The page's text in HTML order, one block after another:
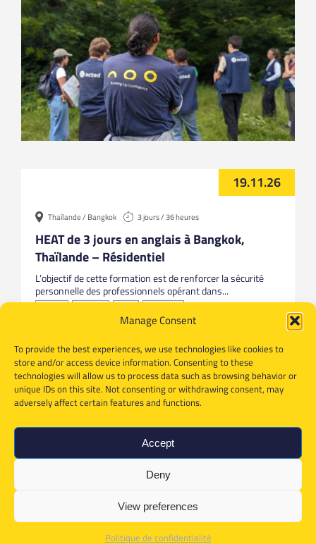
Manage Consent
To provide the best experiences, we use technologies like cookies to
store and/or access device information. Consenting to these
technologies will allow us to process data such as browsing behavior or
unique IDs on this site. Not consenting or withdrawing consent, may
adversely affect certain features and functions.
Accept
Deny
View preferences
Politique de confidentialité
19.11.26
Thaïlande / Bangkok 3 jours / 36 heures
HEAT de 3 jours en anglais à Bangkok,
Thaïlande – Résidentiel
L’objectif de cette formation est de renforcer la sécurité
personnelle des professionnels opérant dans...